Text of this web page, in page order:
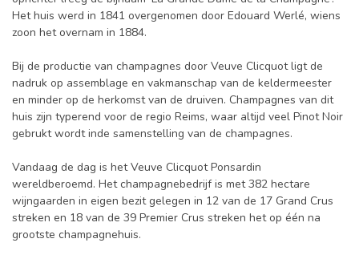
Het huis werd in 1841 overgenomen door Edouard Werlé, wiens
zoon het overnam in 1884.
Bij de productie van champagnes door Veuve Clicquot ligt de
nadruk op assemblage en vakmanschap van de keldermeester
en minder op de herkomst van de druiven. Champagnes van dit
huis zijn typerend voor de regio Reims, waar altijd veel Pinot Noir
gebrukt wordt inde samenstelling van de champagnes.
Vandaag de dag is het Veuve Clicquot Ponsardin
wereldberoemd. Het champagnebedrijf is met 382 hectare
wijngaarden in eigen bezit gelegen in 12 van de 17 Grand Crus
streken en 18 van de 39 Premier Crus streken het op één na
grootste champagnehuis.